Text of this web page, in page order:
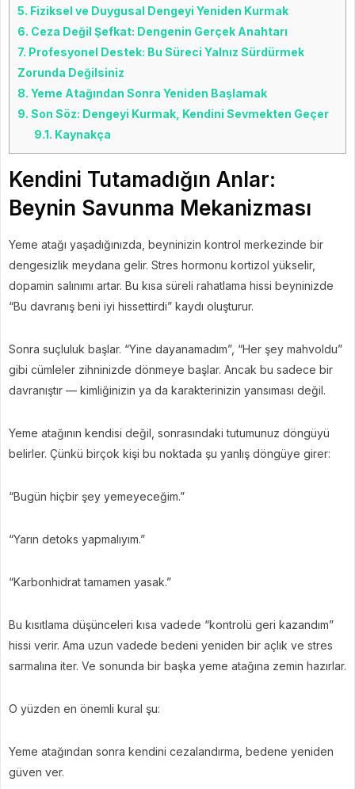
5. Fiziksel ve Duygusal Dengeyi Yeniden Kurmak
6. Ceza Değil Şefkat: Dengenin Gerçek Anahtarı
7. Profesyonel Destek: Bu Süreci Yalnız Sürdürmek
Zorunda Değilsiniz
8. Yeme Atağından Sonra Yeniden Başlamak
9. Son Söz: Dengeyi Kurmak, Kendini Sevmekten Geçer
9.1. Kaynakça
Kendini Tutamadığın Anlar:
Beynin Savunma Mekanizması
Yeme atağı yaşadığınızda, beyninizin kontrol merkezinde bir
dengesizlik meydana gelir. Stres hormonu kortizol yükselir,
dopamin salınımı artar. Bu kısa süreli rahatlama hissi beyninizde
“Bu davranış beni iyi hissettirdi” kaydı oluşturur.
Sonra suçluluk başlar. “Yine dayanamadım”, “Her şey mahvoldu”
gibi cümleler zihninizde dönmeye başlar. Ancak bu sadece bir
davranıştır — kimliğinizin ya da karakterinizin yansıması değil.
Yeme atağının kendisi değil, sonrasındaki tutumunuz döngüyü
belirler. Çünkü birçok kişi bu noktada şu yanlış döngüye girer:
“Bugün hiçbir şey yemeyeceğim.”
“Yarın detoks yapmalıyım.”
“Karbonhidrat tamamen yasak.”
Bu kısıtlama düşünceleri kısa vadede “kontrolü geri kazandım”
hissi verir. Ama uzun vadede bedeni yeniden bir açlık ve stres
sarmalına iter. Ve sonunda bir başka yeme atağına zemin hazırlar.
O yüzden en önemli kural şu:
Yeme atağından sonra kendini cezalandırma, bedene yeniden
güven ver.